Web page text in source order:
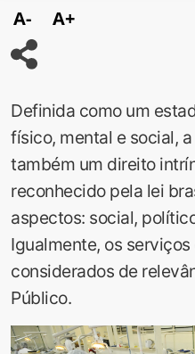
A- A+
Definida como um
físico, mental e social,
também um direito
reconhecido pela lei
aspectos: social,
Igualmente, os
considerados de
Público.